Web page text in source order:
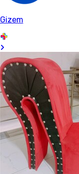
Gizem